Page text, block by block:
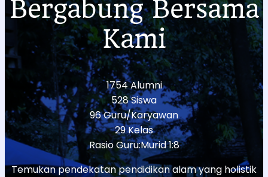
adalah alumni SMA SAC 80% lulus PTN dan tidak salah
jurusan.